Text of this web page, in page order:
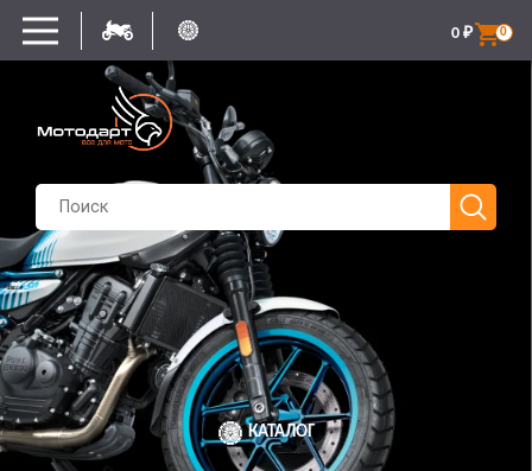
0
0 ₽
КАТАЛОГ